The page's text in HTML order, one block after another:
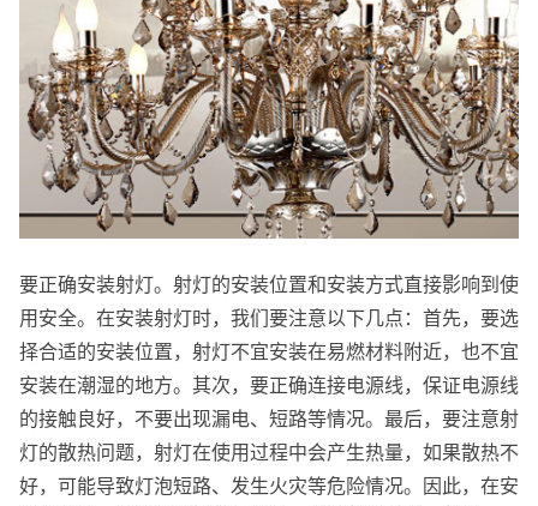
要正确安装射灯。射灯的安装位置和安装方式直接影响到使
用安全。在安装射灯时，我们要注意以下几点：首先，要选
择合适的安装位置，射灯不宜安装在易燃材料附近，也不宜
安装在潮湿的地方。其次，要正确连接电源线，保证电源线
的接触良好，不要出现漏电、短路等情况。最后，要注意射
灯的散热问题，射灯在使用过程中会产生热量，如果散热不
好，可能导致灯泡短路、发生火灾等危险情况。因此，在安